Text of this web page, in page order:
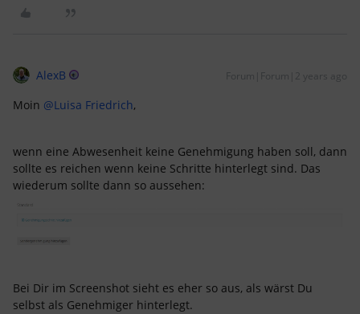
AlexB Forum|Forum|2 years ago
Moin @Luisa Friedrich,
wenn eine Abwesenheit keine Genehmigung haben soll, dann
sollte es reichen wenn keine Schritte hinterlegt sind. Das
wiederum sollte dann so aussehen:
Bei Dir im Screenshot sieht es eher so aus, als wärst Du
selbst als Genehmiger hinterlegt.